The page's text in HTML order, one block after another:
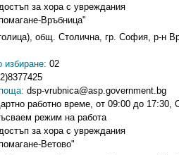
за хора с увреждания
Връбница"
общ. Столична, гр. София, р-н
02
dsp-vrubnica@asp.government.bg
работно време, от 09:00 до
режим на работа
за хора с увреждания
Ветово"